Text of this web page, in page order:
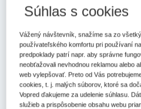
PRÁVE;ZODPOVEDNOSŤ ZA
konfliktov.;ZÁVÄZKOVÉ
ČASŤ;OSOBNÉ
VŠEOBECNE;ZASTÚPENIE V
PRÁVE;PREDMET
OBČIANSKEHO
Adresa;Kúpna a výmenná zmluva
Viac
Znenie
Vzťahy
Vzťahy predpisu sa
užívateľom.
Súhlas s cookies
Vážený návštevník, snažíme sa zo
používateľského komfortu pri používaní
predpoklady patrí napr. aby správne
neobťažovali nevhodnou reklamou alebo
web vylepšovať. Preto od Vás
cookies, t. j. malých súborov, ktoré sa
Vopred ďakujeme za udelenie súhlasu.
služieb a prispôsobenie obsahu webu